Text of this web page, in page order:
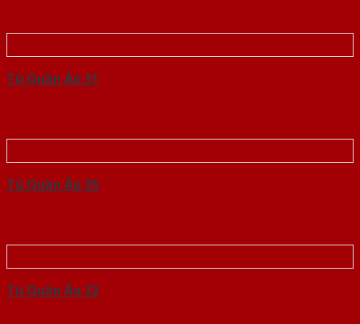
Tủ Quần Áo 31
Tủ Quần Áo 35
Tủ Quần Áo 22